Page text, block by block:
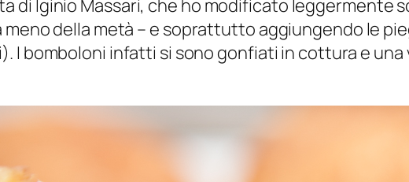
di Iginio Massari, che ho modificato leggermente
della metà – e soprattutto aggiungendo le
I bomboloni infatti si sono gonfiati in cottura e